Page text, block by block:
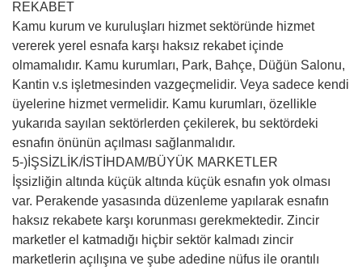
REKABET
Kamu kurum ve kuruluşları hizmet sektöründe hizmet
vererek yerel esnafa karşı haksız rekabet içinde
olmamalıdır. Kamu kurumları, Park, Bahçe, Düğün Salonu,
Kantin v.s işletmesinden vazgeçmelidir. Veya sadece kendi
üyelerine hizmet vermelidir. Kamu kurumları, özellikle
yukarıda sayılan sektörlerden çekilerek, bu sektördeki
esnafın önünün açılması sağlanmalıdır.
5-)İŞSİZLİK/İSTİHDAM/BÜYÜK MARKETLER
İşsizliğin altında küçük altında küçük esnafın yok olması
var. Perakende yasasında düzenleme yapılarak esnafın
haksız rekabete karşı korunması gerekmektedir. Zincir
marketler el katmadığı hiçbir sektör kalmadı zincir
marketlerin açılışına ve şube adedine nüfus ile orantılı